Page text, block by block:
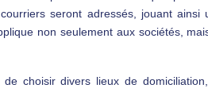
seront adressés, jouant
non seulement aux sociétés,
choisir divers lieux de